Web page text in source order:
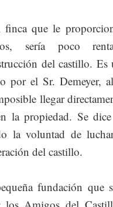
que le
sería poco
del castillo. Es
por el Sr. Demeyer,
llegar
la propiedad. Se
la voluntad de
del castillo.
fundación que